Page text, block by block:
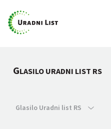
GLASILO URADNI LIST RS
Glasilo Uradni list RS